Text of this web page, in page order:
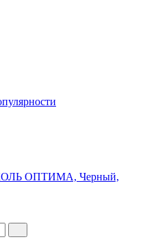
ОПТИМА, Черный,